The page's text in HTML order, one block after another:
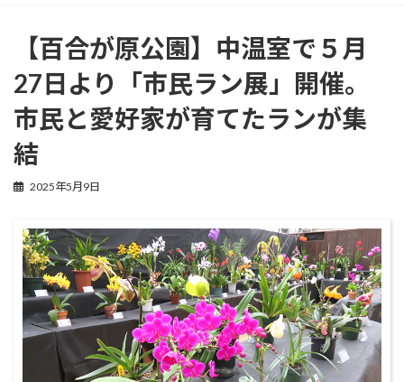
【百合が原公園】中温室で５月
27日より「市民ラン展」開催。
市民と愛好家が育てたランが集
結
2025年5月9日